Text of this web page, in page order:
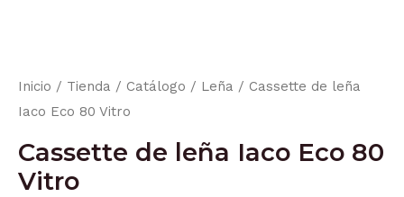
Inicio / Tienda / Catálogo / Leña / Cassette de leña
Iaco Eco 80 Vitro
Cassette de leña Iaco Eco 80
Vitro